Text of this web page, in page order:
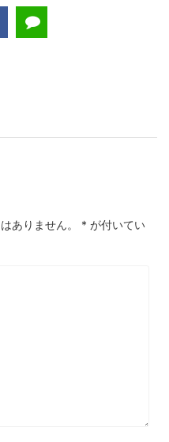
ありません。 * が付いてい